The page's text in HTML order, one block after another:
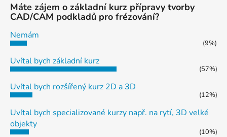
Máte zájem o základní kurz přípravy tvorby
CAD/CAM podkladů pro frézování?
Nemám
(9%)
Uvítal bych základní kurz
(57%)
Uvítal bych rozšířený kurz 2D a 3D
(12%)
Uvítal bych specializované kurzy např. na rytí, 3D velké
objekty
(10%)